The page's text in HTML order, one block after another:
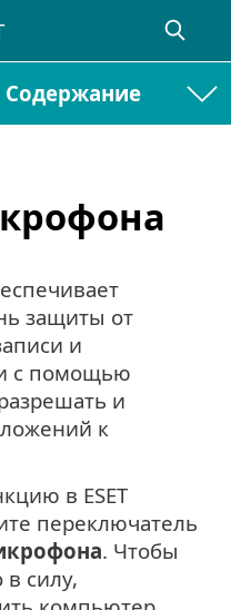
Содержание
защиты от
и
с помощью
и
к
в ESET
переключатель
. Чтобы
силу,